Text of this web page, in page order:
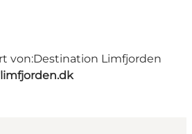
von:Destination Limfjorden